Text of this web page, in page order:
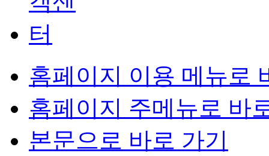
홈페이지 이용 메뉴로
홈페이지 주메뉴로 바
본문으로 바로 가기